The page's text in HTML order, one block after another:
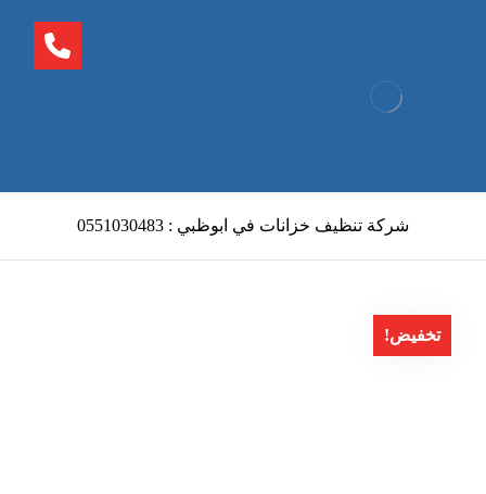
شركة تنظيف خزانات في ابوظبي : 0551030483
تخفيض!